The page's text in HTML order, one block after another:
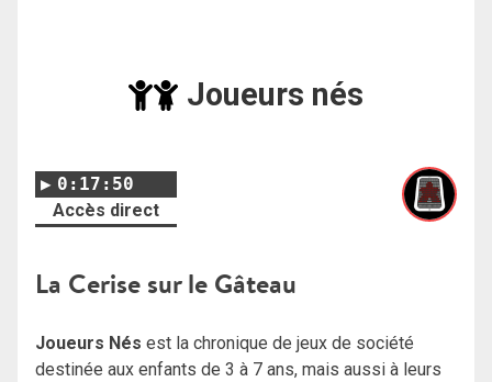
Joueurs nés
0:17:50
Accès direct
La Cerise sur le Gâteau
Joueurs Nés est la chronique de jeux de société
destinée aux enfants de 3 à 7 ans, mais aussi à leurs